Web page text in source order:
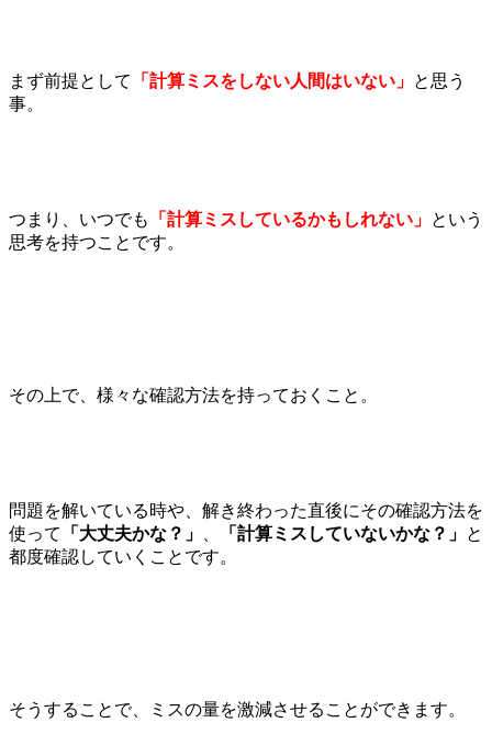
まず前提として 「計算ミスをしない人間はいない」 と思う
事。
つまり、いつでも 「計算ミスしているかもしれない」 という
思考を持つことです。
その上で、様々な確認方法を持っておくこと。
問題を解いている時や、解き終わった直後にその確認方法を
使って
「大丈夫かな？」 、 「計算ミスしていないかな？」 と
都度確認していくことです。
そうすることで、ミスの量を激減させることができます。